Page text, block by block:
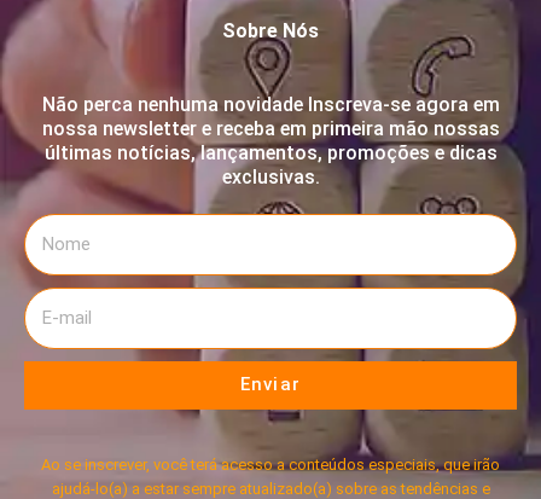
Sobre Nós
Não perca nenhuma novidade Inscreva-se agora em
nossa newsletter e receba em primeira mão nossas
últimas notícias, lançamentos, promoções e dicas
exclusivas.
Enviar
Ao se inscrever, você terá acesso a conteúdos especiais, que irão
ajudá-lo(a) a estar sempre atualizado(a) sobre as tendências e